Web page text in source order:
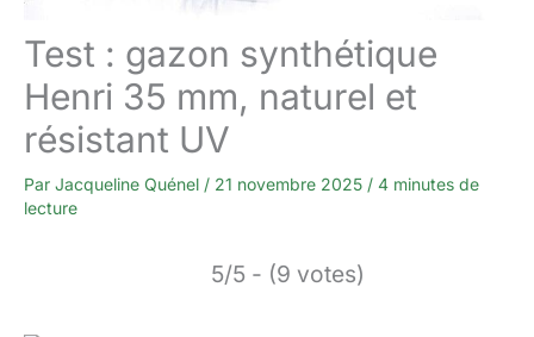
Test : gazon synthétique
Henri 35 mm, naturel et
résistant UV
Par Jacqueline Quénel / 21 novembre 2025 / 4 minutes de
lecture
5/5 - (9 votes)